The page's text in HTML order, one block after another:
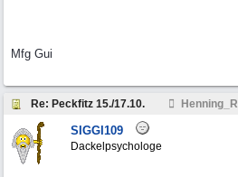
Mfg Gui
Re: Peckfitz 15./17.10. Henning_R
SIGGI109
Dackelpsychologe